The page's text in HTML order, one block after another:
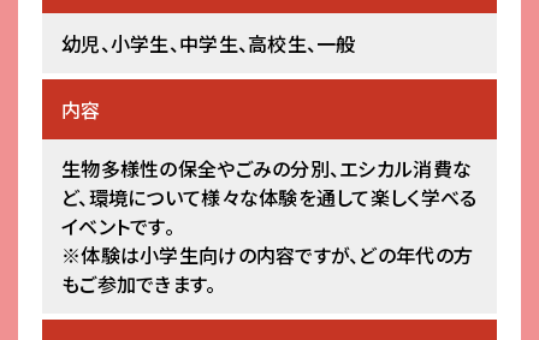
幼児、小学生、中学生、高校生、一般
内容
生物多様性の保全やごみの分別、エシカル消費な
ど、環境について様々な体験を通して楽しく学べる
イベントです。
※体験は小学生向けの内容ですが、どの年代の方
もご参加できます。